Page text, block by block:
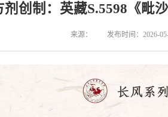
剂创制：英藏S.5598《毗
来源： 发布时间：2026-